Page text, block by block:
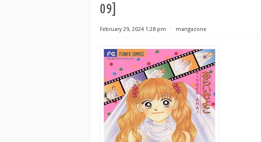
09]
February 29, 2024 1:28 pm ⋅ mangazone